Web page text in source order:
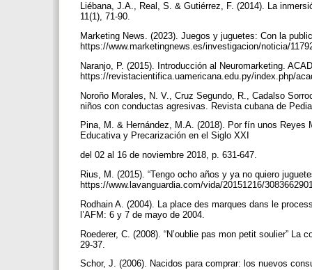
Liébana, J.A., Real, S. & Gutiérrez, F. (2014). La
11(1), 71-90.
Marketing News. (2023). Juegos y juguetes: Con la
https://www.marketingnews.es/investigacion/noticia/
Naranjo, P. (2015). Introducción al Neuromarketing.
https://revistacientifica.uamericana.edu.py/index.php/
Noroño Morales, N. V., Cruz Segundo, R., Cadalso
niños con conductas agresivas. Revista cubana de
Pina, M. & Hernández, M.A. (2018). Por fín unos Reyes
Educativa y Precarización en el Siglo XXI
del 02 al 16 de noviembre 2018, p. 631-647.
Rius, M. (2015). “Tengo ocho años y ya no quiero
https://www.lavanguardia.com/vida/20151216/
Rodhain A. (2004). La place des marques dans le
l’AFM: 6 y 7 de mayo de 2004.
Roederer, C. (2008). “N’oublie pas mon petit soulier”
29-37.
Schor, J. (2006). Nacidos para comprar: los nuevos